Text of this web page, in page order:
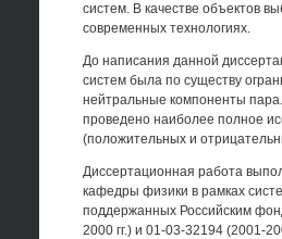
систем. В качестве объектов
современных технологиях.
До написания данной
систем была по существу
нейтральные компоненты
проведено наиболее полное
(положительных и
Диссертационная работа
кафедры физики в рамках
поддержанных Российским
2000 гг.) и 01-03-32194 (2001-